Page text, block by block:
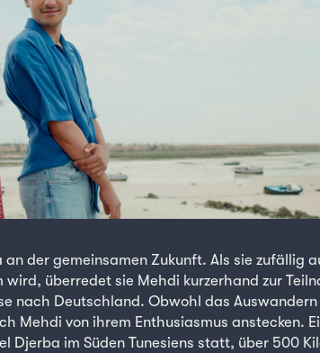
der gemeinsamen Zukunft. Als sie zufällig
überredet sie Mehdi kurzerhand zur
nach Deutschland. Obwohl das
Mehdi von ihrem Enthusiasmus anstecken.
Djerba im Süden Tunesiens statt, über 500